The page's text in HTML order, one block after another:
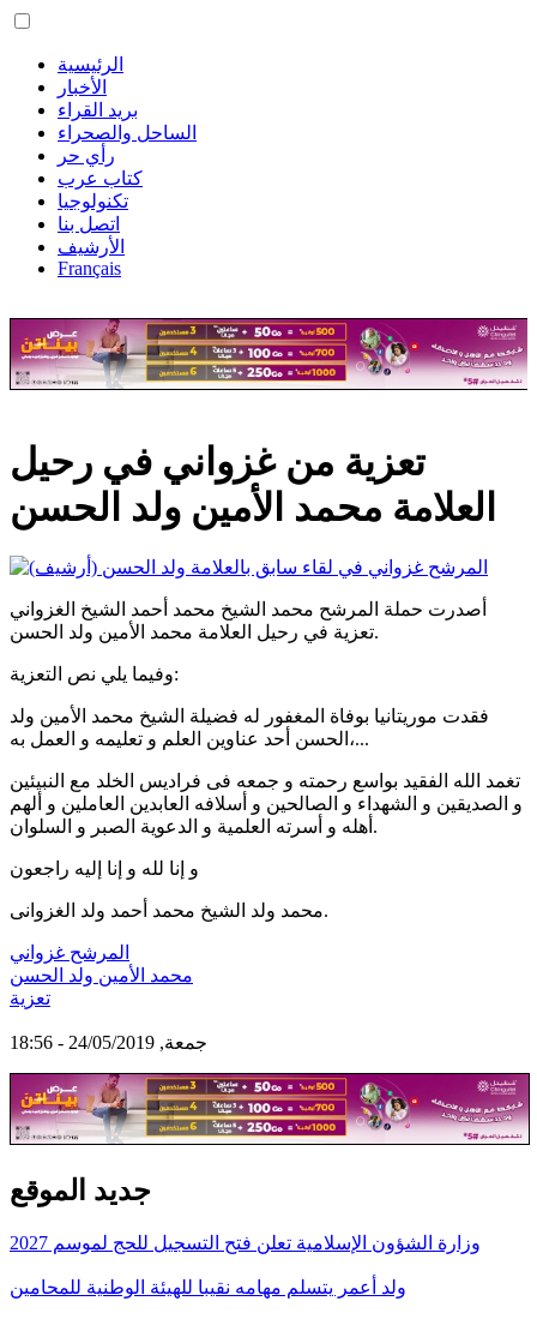
الرئيسية
الأخبار
بريد القراء
الساحل والصحراء
رأي حر
كتاب عرب
تكنولوجيا
اتصل بنا
الأرشيف
Français
تعزية من غزواني في رحيل
العلامة محمد الأمين ولد الحسن
أصدرت حملة المرشح محمد الشيخ محمد أحمد الشيخ الغزواني
تعزية في رحيل العلامة محمد الأمين ولد الحسن.
وفيما يلي نص التعزية:
فقدت موريتانيا بوفاة المغفور له فضيلة الشيخ محمد الأمين ولد
الحسن أحد عناوين العلم و تعليمه و العمل به،...
تغمد الله الفقيد بواسع رحمته و جمعه فى فراديس الخلد مع النبيئين
و الصديقين و الشهداء و الصالحين و أسلافه العابدين العاملين و ألهم
أهله و أسرته العلمية و الدعوية الصبر و السلوان.
محمد ولد الشيخ محمد أحمد ولد الغزوانى.
المرشح غزواني
محمد الأمين ولد الحسن
تعزية
جمعة, 24/05/2019 - 18:56
جديد الموقع
وزارة الشؤون الإسلامية تعلن فتح التسجيل للحج لموسم 2027
ولد أعمر يتسلم مهامه نقيبا للهيئة الوطنية للمحامين